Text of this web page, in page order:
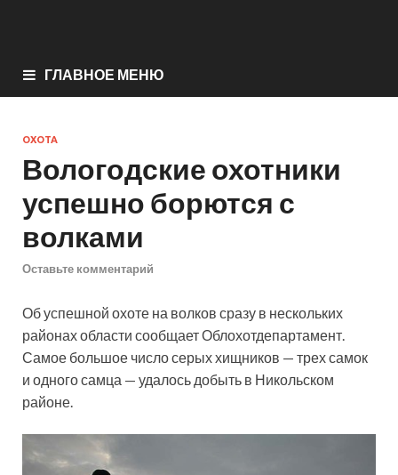
ГЛАВНОЕ МЕНЮ
ОХОТА
Вологодские охотники
успешно борются с
волками
Оставьте комментарий
Об успешной охоте на волков сразу в нескольких
районах области сообщает Облохотдепартамент.
Самое большое число серых хищников — трех самок
и одного самца — удалось добыть в Никольском
районе.